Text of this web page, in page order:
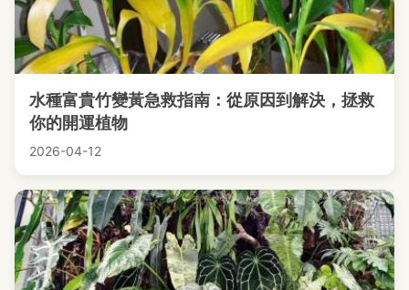
水種富貴竹變黃急救指南：從原因到解決，拯救
你的開運植物
2026-04-12